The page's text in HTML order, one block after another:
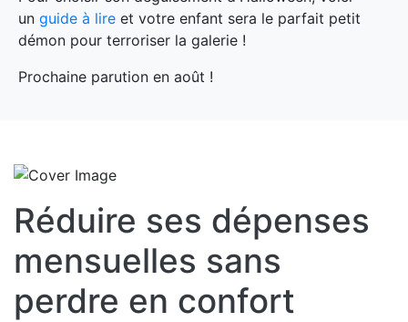
un guide à lire et votre enfant sera le parfait petit
démon pour terroriser la galerie !
Prochaine parution en août !
Réduire ses dépenses
mensuelles sans
perdre en confort